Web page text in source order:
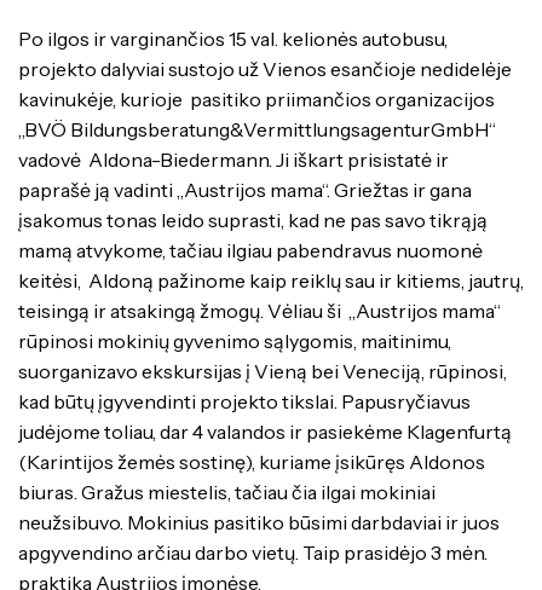
Po ilgos ir varginančios 15 val. kelionės autobusu,
projekto dalyviai sustojo už Vienos esančioje nedidelėje
kavinukėje, kurioje pasitiko priimančios organizacijos
„BVÖ Bildungsberatung&VermittlungsagenturGmbH“
vadovė Aldona-Biedermann. Ji iškart prisistatė ir
paprašė ją vadinti „Austrijos mama“. Griežtas ir gana
įsakomus tonas leido suprasti, kad ne pas savo tikrąją
mamą atvykome, tačiau ilgiau pabendravus nuomonė
keitėsi, Aldoną pažinome kaip reiklų sau ir kitiems, jautrų,
teisingą ir atsakingą žmogų. Vėliau ši „Austrijos mama“
rūpinosi mokinių gyvenimo sąlygomis, maitinimu,
suorganizavo ekskursijas į Vieną bei Veneciją, rūpinosi,
kad būtų įgyvendinti projekto tikslai. Papusryčiavus
judėjome toliau, dar 4 valandos ir pasiekėme Klagenfurtą
(Karintijos žemės sostinę), kuriame įsikūręs Aldonos
biuras. Gražus miestelis, tačiau čia ilgai mokiniai
neužsibuvo. Mokinius pasitiko būsimi darbdaviai ir juos
apgyvendino arčiau darbo vietų. Taip prasidėjo 3 mėn.
praktika Austrijos įmonėse.